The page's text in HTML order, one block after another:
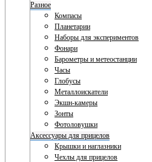
Разное
Компасы
Планетарии
Наборы для экспериментов
Фонари
Барометры и метеостанции
Часы
Глобусы
Металлоискатели
Экшн-камеры
Зонты
Фотоловушки
Аксессуары для прицелов
Крышки и наглазники
Чехлы для прицелов